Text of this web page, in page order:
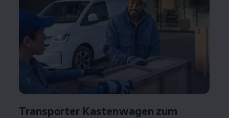
1
TransporterKastenwagen zum